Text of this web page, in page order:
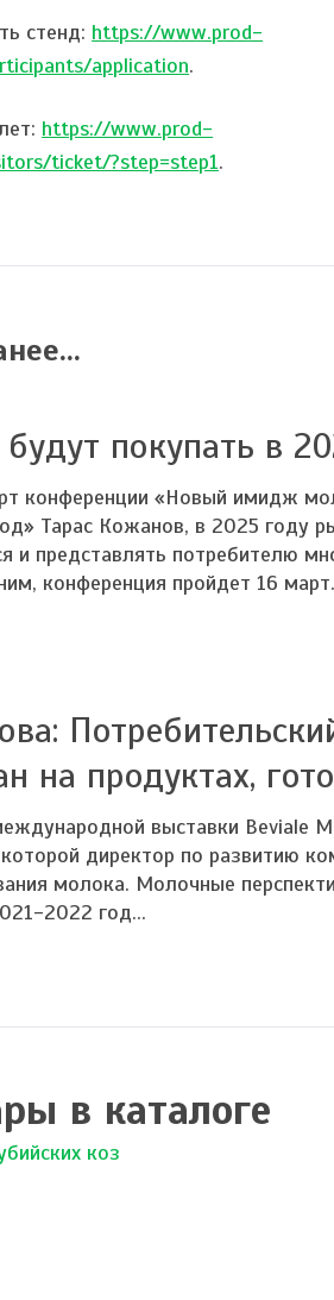
стенд: https://www.prod-
application.
https://www.prod-
ticket/?step=step1.
покупать в
конференции «Новый имидж
Тарас Кожанов, в 2025 году
и представлять потребителю
конференция пройдет 16
на продуктах,
выставки Beviale
директор по развитию
молока. Молочные
2022 год...
в каталоге
коз